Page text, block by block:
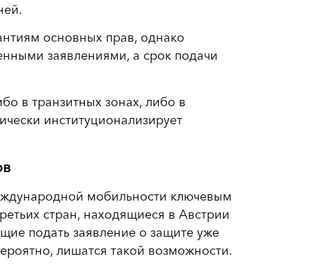
основных прав, однако
заявлениями, а срок подачи
в транзитных зонах, либо в
институционализирует
мобильности ключевым
стран, находящиеся в Австрии
подать заявление о защите уже
лишатся такой возможности.